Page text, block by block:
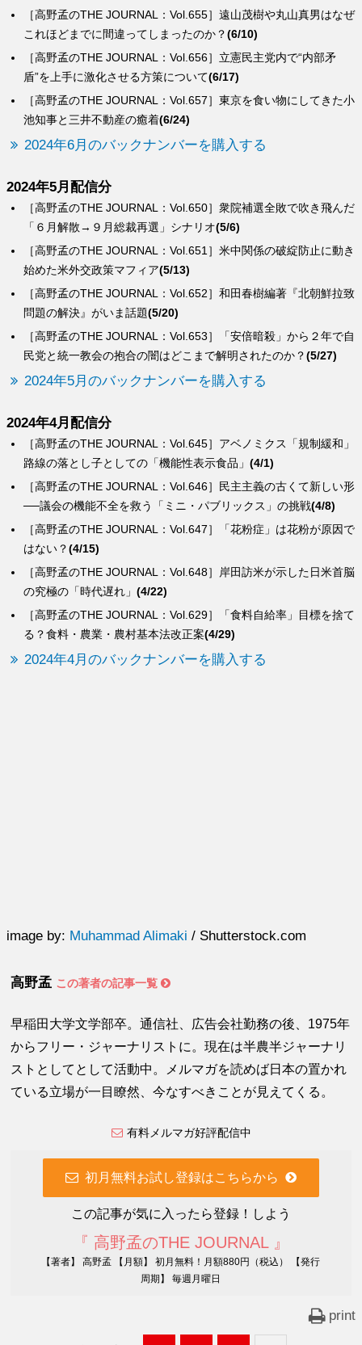
［高野孟のTHE JOURNAL：Vol.657］東京を食い物にしてきた小
池知事と三井不動産の癒着(6/24)
［高野孟のTHE JOURNAL：Vol.656］立憲民主党内で“内部矛
盾”を上手に激化させる方策について(6/17)
［高野孟のTHE JOURNAL：Vol.655］遠山茂樹や丸山真男はなぜ
これほどまでに間違ってしまったのか？(6/10)
2024年6月のバックナンバーを購入する
2024年5月配信分
［高野孟のTHE JOURNAL：Vol.653］「安倍暗殺」から２年で自
民党と統一教会の抱合の闇はどこまで解明されたのか？(5/27)
［高野孟のTHE JOURNAL：Vol.652］和田春樹編著『北朝鮮拉致
問題の解決』がいま話題(5/20)
［高野孟のTHE JOURNAL：Vol.651］米中関係の破綻防止に動き
始めた米外交政策マフィア(5/13)
［高野孟のTHE JOURNAL：Vol.650］衆院補選全敗で吹き飛んだ
「６月解散→９月総裁再選」シナリオ(5/6)
2024年5月のバックナンバーを購入する
2024年4月配信分
［高野孟のTHE JOURNAL：Vol.629］「食料自給率」目標を捨て
る？食料・農業・農村基本法改正案(4/29)
［高野孟のTHE JOURNAL：Vol.648］岸田訪米が示した日米首脳
の究極の「時代遅れ」(4/22)
［高野孟のTHE JOURNAL：Vol.647］「花粉症」は花粉が原因で
はない？(4/15)
［高野孟のTHE JOURNAL：Vol.646］民主主義の古くて新しい形
──議会の機能不全を救う「ミニ・パブリックス」の挑戦(4/8)
［高野孟のTHE JOURNAL：Vol.645］アベノミクス「規制緩和」
路線の落とし子としての「機能性表示食品」(4/1)
2024年4月のバックナンバーを購入する
image by: Muhammad Alimaki / Shutterstock.com
高野孟 この著者の記事一覧
早稲田大学文学部卒。通信社、広告会社勤務の後、1975年
からフリー・ジャーナリストに。現在は半農半ジャーナリ
ストとしてとして活動中。メルマガを読めば日本の置かれ
ている立場が一目瞭然、今なすべきことが見えてくる。
有料メルマガ好評配信中
初月無料お試し登録はこちらから
この記事が気に入ったら登録！しよう
『 高野孟のTHE JOURNAL 』
【著者】 高野孟 【月額】 初月無料！月額880円（税込） 【発行
周期】 毎週月曜日
print